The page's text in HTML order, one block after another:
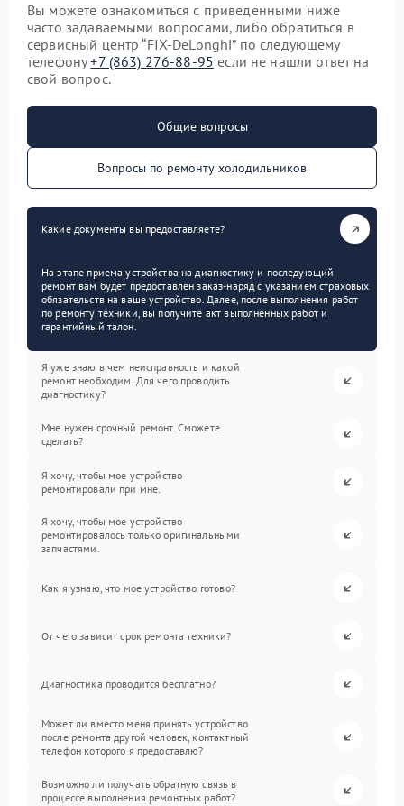
Вы можете ознакомиться с приведенными ниже
часто задаваемыми вопросами, либо обратиться в
сервисный центр “FIX-DeLonghi” по следующему
телефону+7 (863) 276-88-95 если не нашли ответ на
свой вопрос.
Общие вопросы
Вопросы по ремонту холодильников
Какие документы вы предоставляете?
На этапе приема устройства на диагностику и последующий
ремонт вам будет предоставлен заказ-наряд с указанием страховых
обязательств на ваше устройство. Далее, после выполнения работ
по ремонту техники, вы получите акт выполненных работ и
гарантийный талон.
Я уже знаю в чем неисправность и какой
ремонт необходим. Для чего проводить
диагностику?
Мне нужен срочный ремонт. Сможете
сделать?
Я хочу, чтобы мое устройство
ремонтировали при мне.
Я хочу, чтобы мое устройство
ремонтировалось только оригинальными
запчастями.
Как я узнаю, что мое устройство готово?
От чего зависит срок ремонта техники?
Диагностика проводится бесплатно?
Может ли вместо меня принять устройство
после ремонта другой человек, контактный
телефон которого я предоставлю?
Возможно ли получать обратную связь в
процессе выполнения ремонтных работ?